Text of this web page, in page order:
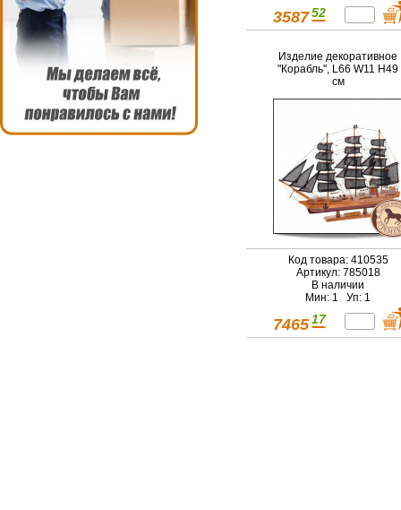
3587 52
Изделие декоративное
"Корабль", L66 W11 H49
см
Код товара: 410535
Артикул: 785018
В наличии
Мин: 1 Уп: 1
7465 17